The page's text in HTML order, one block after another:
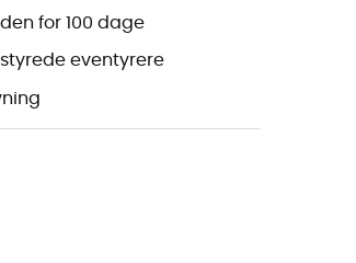
for 100 dage
eventyrere